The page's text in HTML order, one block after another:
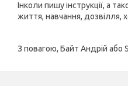
Інколи пишу інструкції, а
життя, навчання, дозвілля,
З повагою, Байт Андрій або